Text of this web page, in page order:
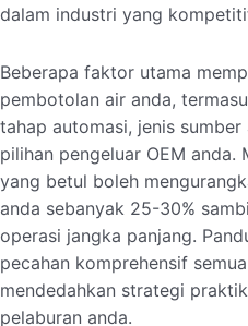
dalam industri yang
Beberapa faktor utama
pembotolan air anda,
tahap automasi, jenis
pilihan pengeluar OEM anda.
yang betul boleh
anda sebanyak 25-30%
operasi jangka panjang.
pecahan komprehensif
mendedahkan strategi
pelaburan anda.